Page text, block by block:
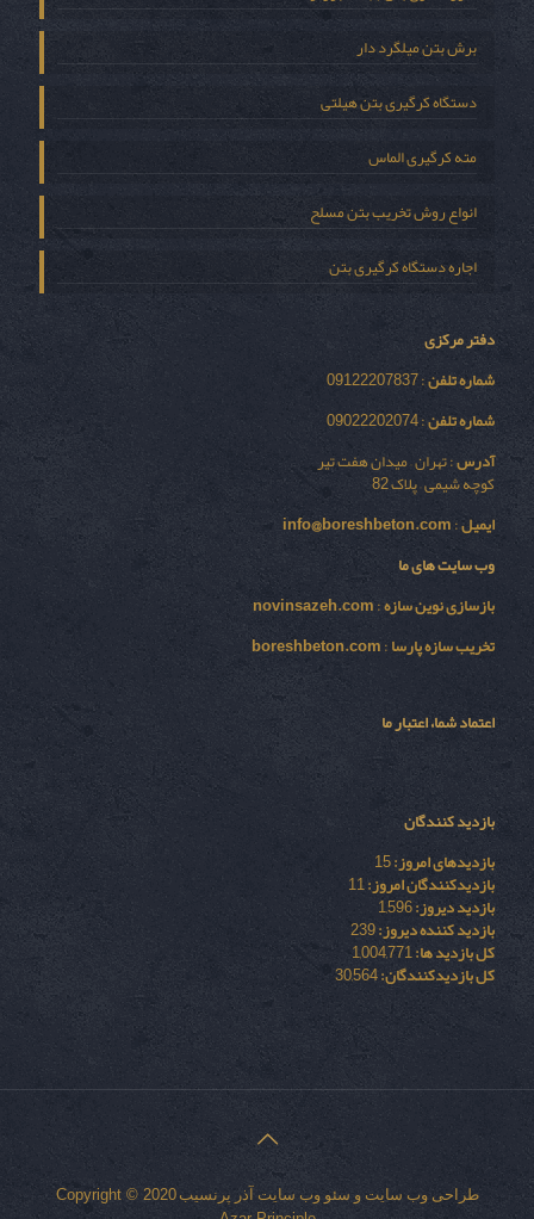
برش بتن میلگرد دار
دستگاه کرگیری بتن هیلتی
مته کرگیری الماس
انواع روش تخریب بتن مسلح
اجاره دستگاه کرگیری بتن
دفتر مرکزی
شماره تلفن: 09122207837
شماره تلفن: 09022202074
آدرس: تهران – میدان هفت تیر
کوچه شیمی – پلاک 82
ایمیل:
info@boreshbeton.com
وب سایت های ما
بازسازی نوين سازه:
novinsazeh.com
تخریب سازه پارسا:
boreshbeton.com
اعتماد شما، اعتبار ما
بازدید کنندگان
بازدیدهای امروز:15
بازدیدکنندگان امروز:11
بازدید دیروز:1,596
بازدید کننده دیروز:239
کل بازدید ها:1,004,771
کل بازدیدکنند‌گان:30,564
طراحی وب سایت و سئو وب سایت آذر پرنسیب Copyright © 2020